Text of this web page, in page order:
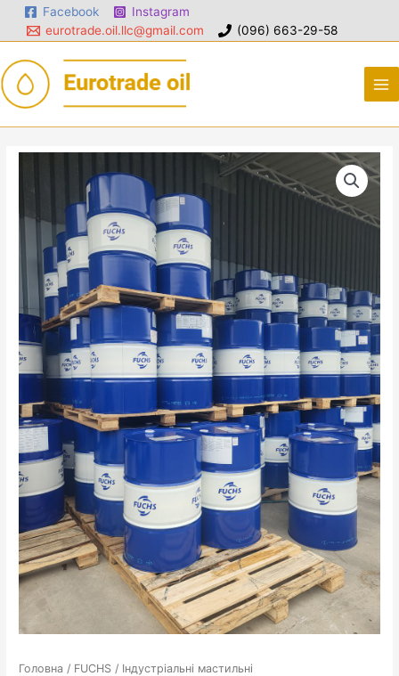
Facebook
Instagram
eurotrade.oil.llc@gmail.com
(096) 663-29-58
Головна / FUCHS / Індустріальні мастильні